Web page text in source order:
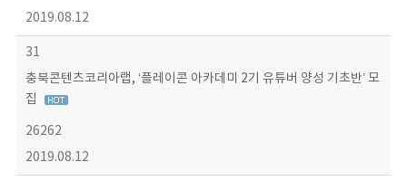
2019.08.12
31
충북콘텐츠코리아랩, ‘플레이콘 아카데미 2기 유튜버 양성 기초반’ 모
집
26262
2019.08.12